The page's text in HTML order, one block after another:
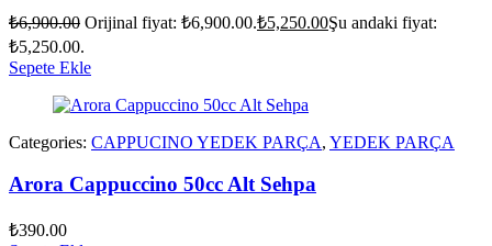
₺6,900.00 Orijinal fiyat: ₺6,900.00.₺5,250.00Şu andaki fiyat:
₺5,250.00.
Sepete Ekle
Categories: CAPPUCINO YEDEK PARÇA, YEDEK PARÇA
Arora Cappuccino 50cc Alt Sehpa
₺390.00